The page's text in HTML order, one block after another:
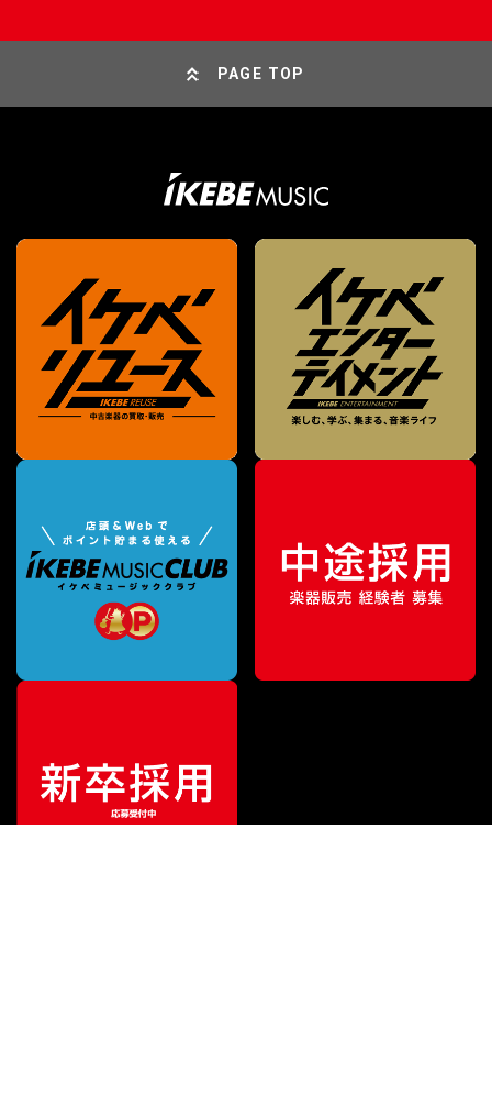
販売価格¥ 4,752（税込）
¥2,081（税込）
PAGE TOP